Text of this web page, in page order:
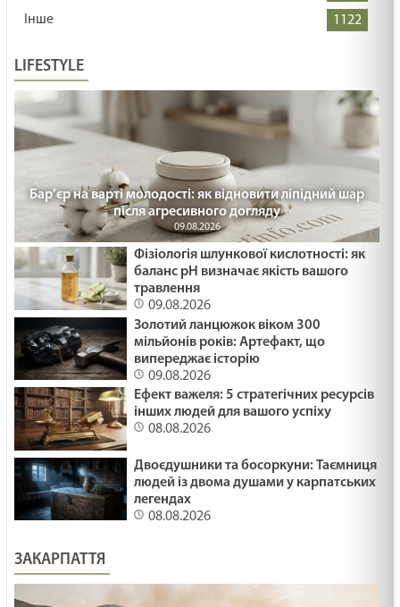
Інше 1122
LIFESTYLE
Бар’єр на варті молодості: як відновити ліпідний шар
після агресивного догляду
09.08.2026
Фізіологія шлункової кислотності: як
баланс pH визначає якість вашого
травлення
09.08.2026
Золотий ланцюжок віком 300
мільйонів років: Артефакт, що
випереджає історію
09.08.2026
Ефект важеля: 5 стратегічних ресурсів
інших людей для вашого успіху
08.08.2026
Двоєдушники та босоркуни: Таємниця
людей із двома душами у карпатських
легендах
08.08.2026
ЗАКАРПАТТЯ